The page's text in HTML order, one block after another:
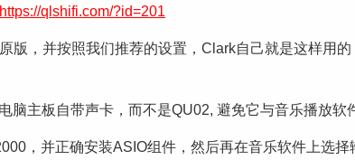
https://qlshifi.com/?id=201
，并按照我们推荐的设置，Clark自己就是这样用的
主板自带声卡，而不是QU02, 避免它与音乐播放软
，并正确安装ASIO组件，然后再在音乐软件上选择